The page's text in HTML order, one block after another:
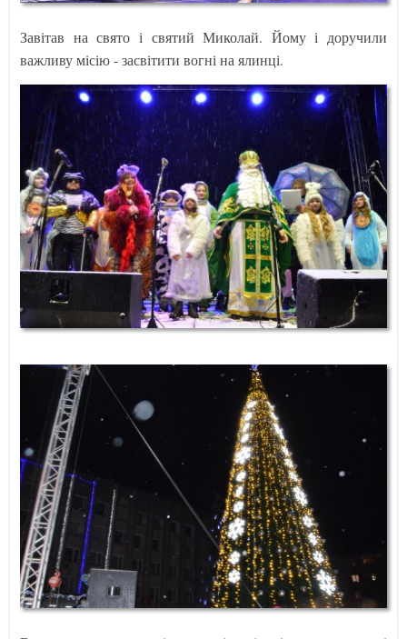
Завітав на свято і святий Миколай. Йому і доручили
важливу місію - засвітити вогні на ялинці.